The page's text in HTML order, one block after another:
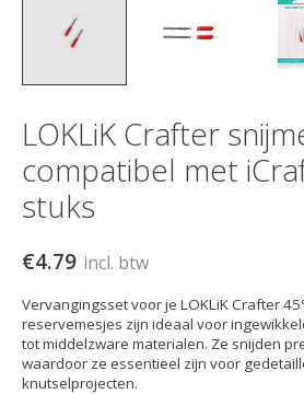
LOKLiK Crafter
compatibel met
stuks
€4.79 incl. btw
Vervangingsset voor je LOKLiK Crafter
reservemesjes zijn ideaal voor
tot middelzware materialen. Ze snijden
waardoor ze essentieel zijn voor
knutselprojecten.